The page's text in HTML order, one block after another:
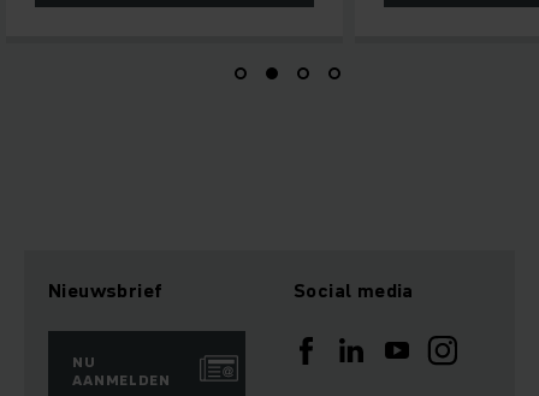
Nieuwsbrief
NU
AANMELDEN
Social media